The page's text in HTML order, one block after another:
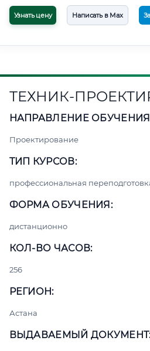
Узнать цену Написать в Max
ТЕХНИК-
НАПРАВЛЕНИЕ
Проектирование
ТИП КУРСОВ:
профессиональная
ФОРМА ОБУЧЕНИЯ:
дистанционно
КОЛ-ВО ЧАСОВ:
256
РЕГИОН:
Астана
ВЫДАВАЕМЫЙ